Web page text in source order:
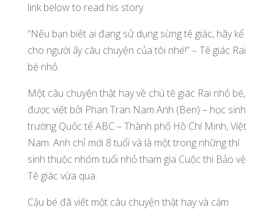
link below to read his story.
“Nếu bạn biết ai đang sử dụng sừng tê giác, hãy kể
cho người ấy câu chuyện của tôi nhé!” – Tê giác Rai
bé nhỏ.
Một câu chuyện thật hay về chú tê giác Rai nhỏ bé,
được viết bởi Phan Tran Nam Anh (Ben) – học sinh
trường Quốc tế ABC – Thành phố Hồ Chí Minh, Việt
Nam. Anh chỉ mới 8 tuổi và là một trong những thí
sinh thuộc nhóm tuổi nhỏ tham gia Cuộc thi Bảo vệ
Tê giác vừa qua.
Cậu bé đã viết một câu chuyện thật hay và cảm